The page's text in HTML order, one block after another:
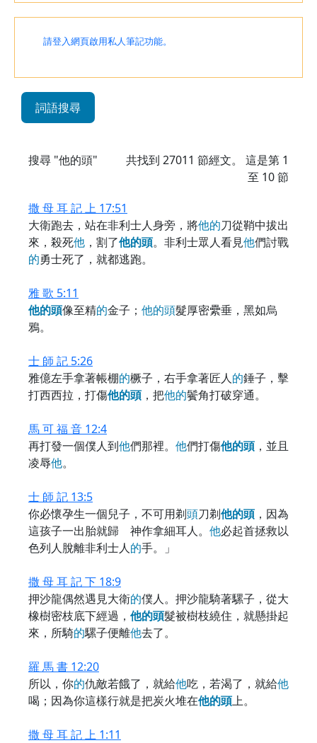
請登入網頁啟用私人筆記功能。
詞語搜尋
搜尋 "他的頭" 共找到 27011 節經文。 這是第 1
至 10 節
撒 母 耳 記 上 17:51
大衛跑去，站在非利士人身旁，將他的刀從鞘中拔出
來，殺死他 ，割了他的頭。非利士眾人看見他們討戰
的勇士死了，就都逃跑。
雅 歌 5:11
他的頭像至精的金子； 他的頭髮厚密纍垂，黑如烏
鴉。
士 師 記 5:26
雅億左手拿著帳棚的橛子，右手拿著匠人的錘子，擊
打西西拉，打傷他的頭 ，把他的鬢角打破穿通。
馬 可 福 音 12:4
再打發一個僕人到他們那裡。 他們打傷他的頭 ，並且
凌辱他。
士 師 記 13:5
你必懷孕生一個兒子，不可用剃頭刀剃他的頭 ，因為
這孩子一出胎就歸 神作拿細耳人。 他必起首拯救以
色列人脫離非利士人的手。」
撒 母 耳 記 下 18:9
押沙龍偶然遇見大衛的僕人。押沙龍騎著騾子，從大
橡樹密枝底下經過， 他的頭髮被樹枝繞住，就懸掛起
來，所騎的騾子便離他去了。
羅 馬 書 12:20
所以，你的仇敵若餓了，就給他吃，若渴了，就給他
喝；因為你這樣行就是把炭火堆在他的頭上。
撒 母 耳 記 上 1:11